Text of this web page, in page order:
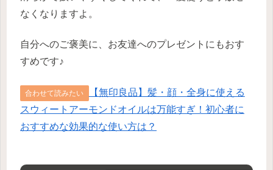
なくなりますよ。
自分へのご褒美に、お友達へのプレゼントにもおす
すめです♪
合わせて読みたい
【無印良品】髪・顔・全身に使える
スウィートアーモンドオイルは万能すぎ！初心者に
おすすめな効果的な使い方は？